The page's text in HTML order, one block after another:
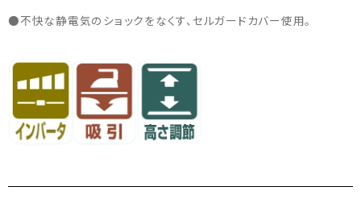
●不快な静電気のショックをなくす、セルガードカバー使用。